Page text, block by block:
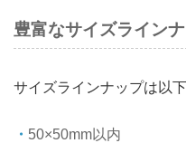
豊富なサイズラインナ
サイズラインナップは以
50×50mm以内